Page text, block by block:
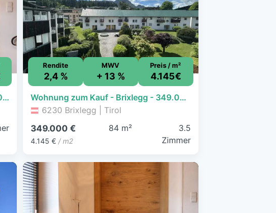
Wohnung zum Kauf - Brixlegg - 347.000 € - 2 Zimmer, 90 m², 1. Geschoss
Rendite
2,4 %
MWV
+ 13 %
Preis / m²
4.145€
Wohnung zum Kauf - Brixlegg - 349.000 € - 3,5 Zimmer, 84,2 m², 2. Geschoss
6230 Brixlegg | Tirol
349.000 €
4.145 € / m2
84 m²
3.5
Zimmer